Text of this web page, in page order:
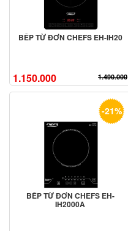
BẾP TỪ ĐƠN CHEFS EH-IH20
1.150.000 1.490.000
-21%
BẾP TỪ ĐƠN CHEFS EH-
IH2000A